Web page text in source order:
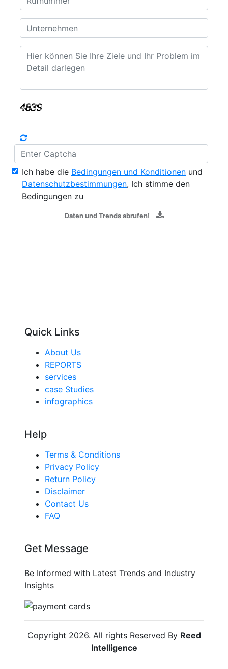
Ich habe die Bedingungen und Konditionen und
Datenschutzbestimmungen, Ich stimme den
Bedingungen zu
Daten und Trends abrufen!
Quick Links
About Us
REPORTS
services
case Studies
infographics
Help
Terms & Conditions
Privacy Policy
Return Policy
Disclaimer
Contact Us
FAQ
Get Message
Be Informed with Latest Trends and Industry
Insights
Copyright 2026. All rights Reserved By Reed
Intelligence